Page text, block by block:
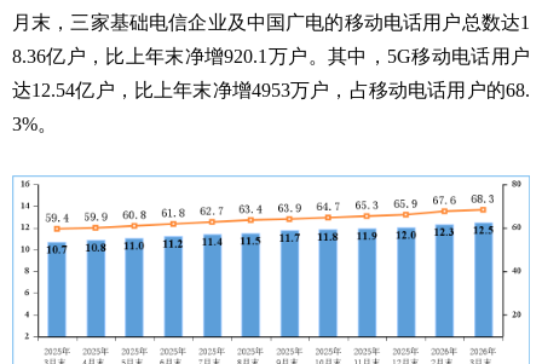
月末，三家基础电信企业及中国广电的移动电话用户总数达1
8.36亿户，比上年末净增920.1 万户。其中，5G移动电话用户
达12.54亿户，比上年末净增4953万户，占移动电话用户的68.
3%。